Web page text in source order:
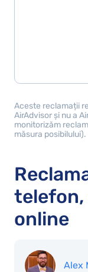
Aceste reclamații
AirAdvisor și nu a
monitorizăm
măsura posibilului).
telefon,
online
Alex